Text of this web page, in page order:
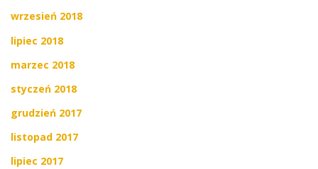
wrzesień 2018
lipiec 2018
marzec 2018
styczeń 2018
grudzień 2017
listopad 2017
lipiec 2017